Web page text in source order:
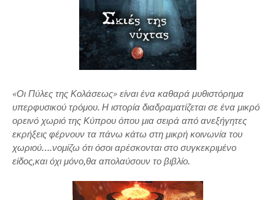
«Οι Πύλες της Κολάσεως» είναι ένα καθαρά μυθιστόρημα
υπερφυσικού τρόμου. Η ιστορία διαδραματίζεται σε ένα μικρό
ορεινό χωριό της Κύπρου όπου μια σειρά από ανεξήγητες
εκρήξεις φέρνουν τα πάνω κάτω στη μικρή κοινωνία του
χωριού….νομίζω ότι όσοι αρέσκονται στο συγκεκριμένο
είδος,και όχι μόνο,θα απολαύσουν το βιβλίο.